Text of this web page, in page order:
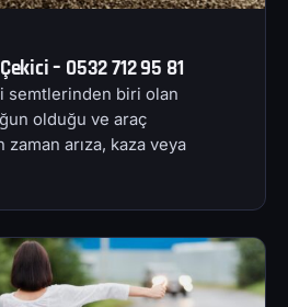
– 0532 712 95 81
semtlerinden biri olan
olduğu ve araç
arıza, kaza veya